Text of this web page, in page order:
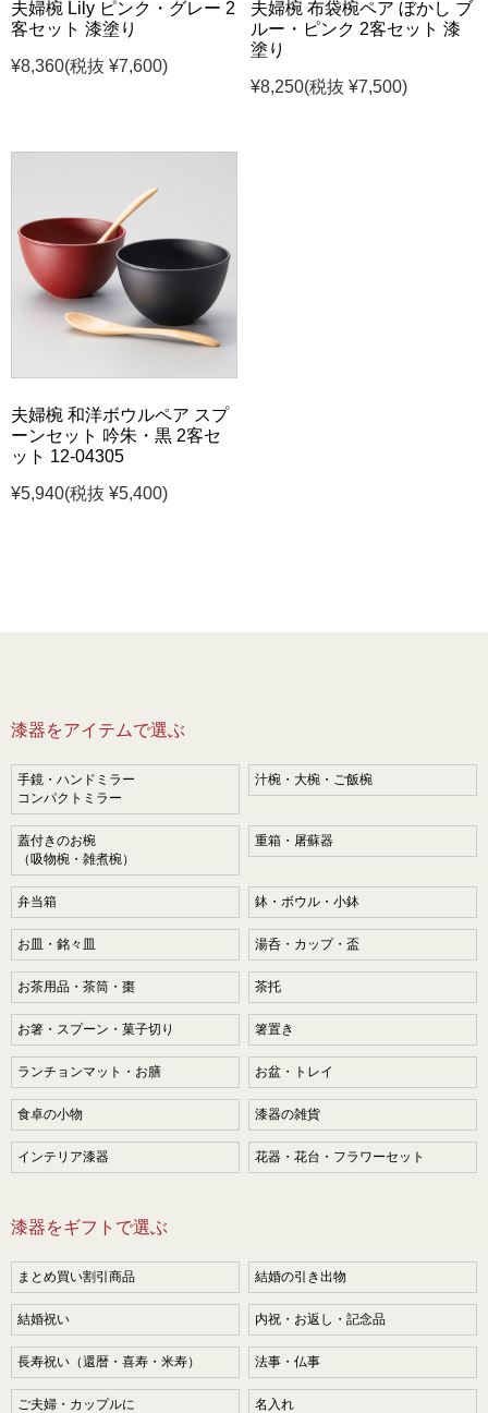
夫婦椀 Lily ピンク・グレー 2
客セット 漆塗り
¥8,360(税抜 ¥7,600)
夫婦椀 布袋椀ペア ぼかし ブ
ルー・ピンク 2客セット 漆
塗り
¥8,250(税抜 ¥7,500)
夫婦椀 和洋ボウルペア スプ
ーンセット 吟朱・黒 2客セ
ット 12-04305
¥5,940(税抜 ¥5,400)
漆器をアイテムで選ぶ
手鏡・ハンドミラー
コンパクトミラー
汁椀・大椀・ご飯椀
蓋付きのお椀
（吸物椀・雑煮椀）
重箱・屠蘇器
弁当箱 鉢・ボウル・小鉢
お皿・銘々皿 湯呑・カップ・盃
お茶用品・茶筒・棗 茶托
お箸・スプーン・菓子切り 箸置き
ランチョンマット・お膳 お盆・トレイ
食卓の小物 漆器の雑貨
インテリア漆器 花器・花台・フラワーセット
漆器をギフトで選ぶ
まとめ買い割引商品 結婚の引き出物
結婚祝い 内祝・お返し・記念品
長寿祝い（還暦・喜寿・米寿） 法事・仏事
ご夫婦・カップルに 名入れ